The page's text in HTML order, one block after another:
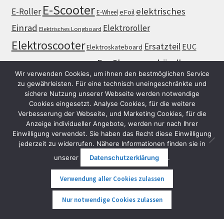
E-Roller E-ScooterE-WheeleFoil elektrisches
Einrad Elektrisches Longboard Elektroroller
ElektroscooterElektroskateboard Ersatzteil EUC
FunShop händler
Jetboard Longboard luxury gadgets Ninebot Roller
schwarzScooter Segway Skateboard spare part
SurfboardSurfbrett SXT Unicycleviennaweiß
Wienyacht toyyachttoysZubehör
Österreich
Wir verwenden Cookies, um ihnen den bestmöglichen Service
zu gewährleisten. Für eine technisch uneingeschränkte und
sichere Nutzung unserer Webseite werden notwendige
Cookies eingesetzt. Analyse Cookies, für die weitere
Verbesserung der Webseite, und Marketing Cookies, für die
Anzeige individueller Angebote, werden nur nach Ihrer
Einwilligung verwendet. Sie haben das Recht diese Einwilligung
jederzeit zu widerrufen. Nähere Informationen finden sie in
unserer
Datenschutzerklärung .
Verwendung aller Cookies zulassen
Nur notwendige Cookies zulassen